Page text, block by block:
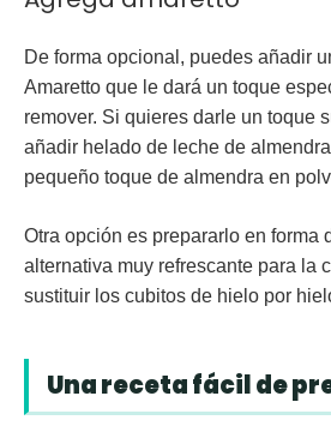
De forma opcional, puedes añadir
Amaretto que le dará un toque
remover. Si quieres darle un toque
añadir helado de leche de
pequeño toque de almendra en
Otra opción es prepararlo en forma
alternativa muy refrescante para la
sustituir los cubitos de hielo por
Una receta fácil de